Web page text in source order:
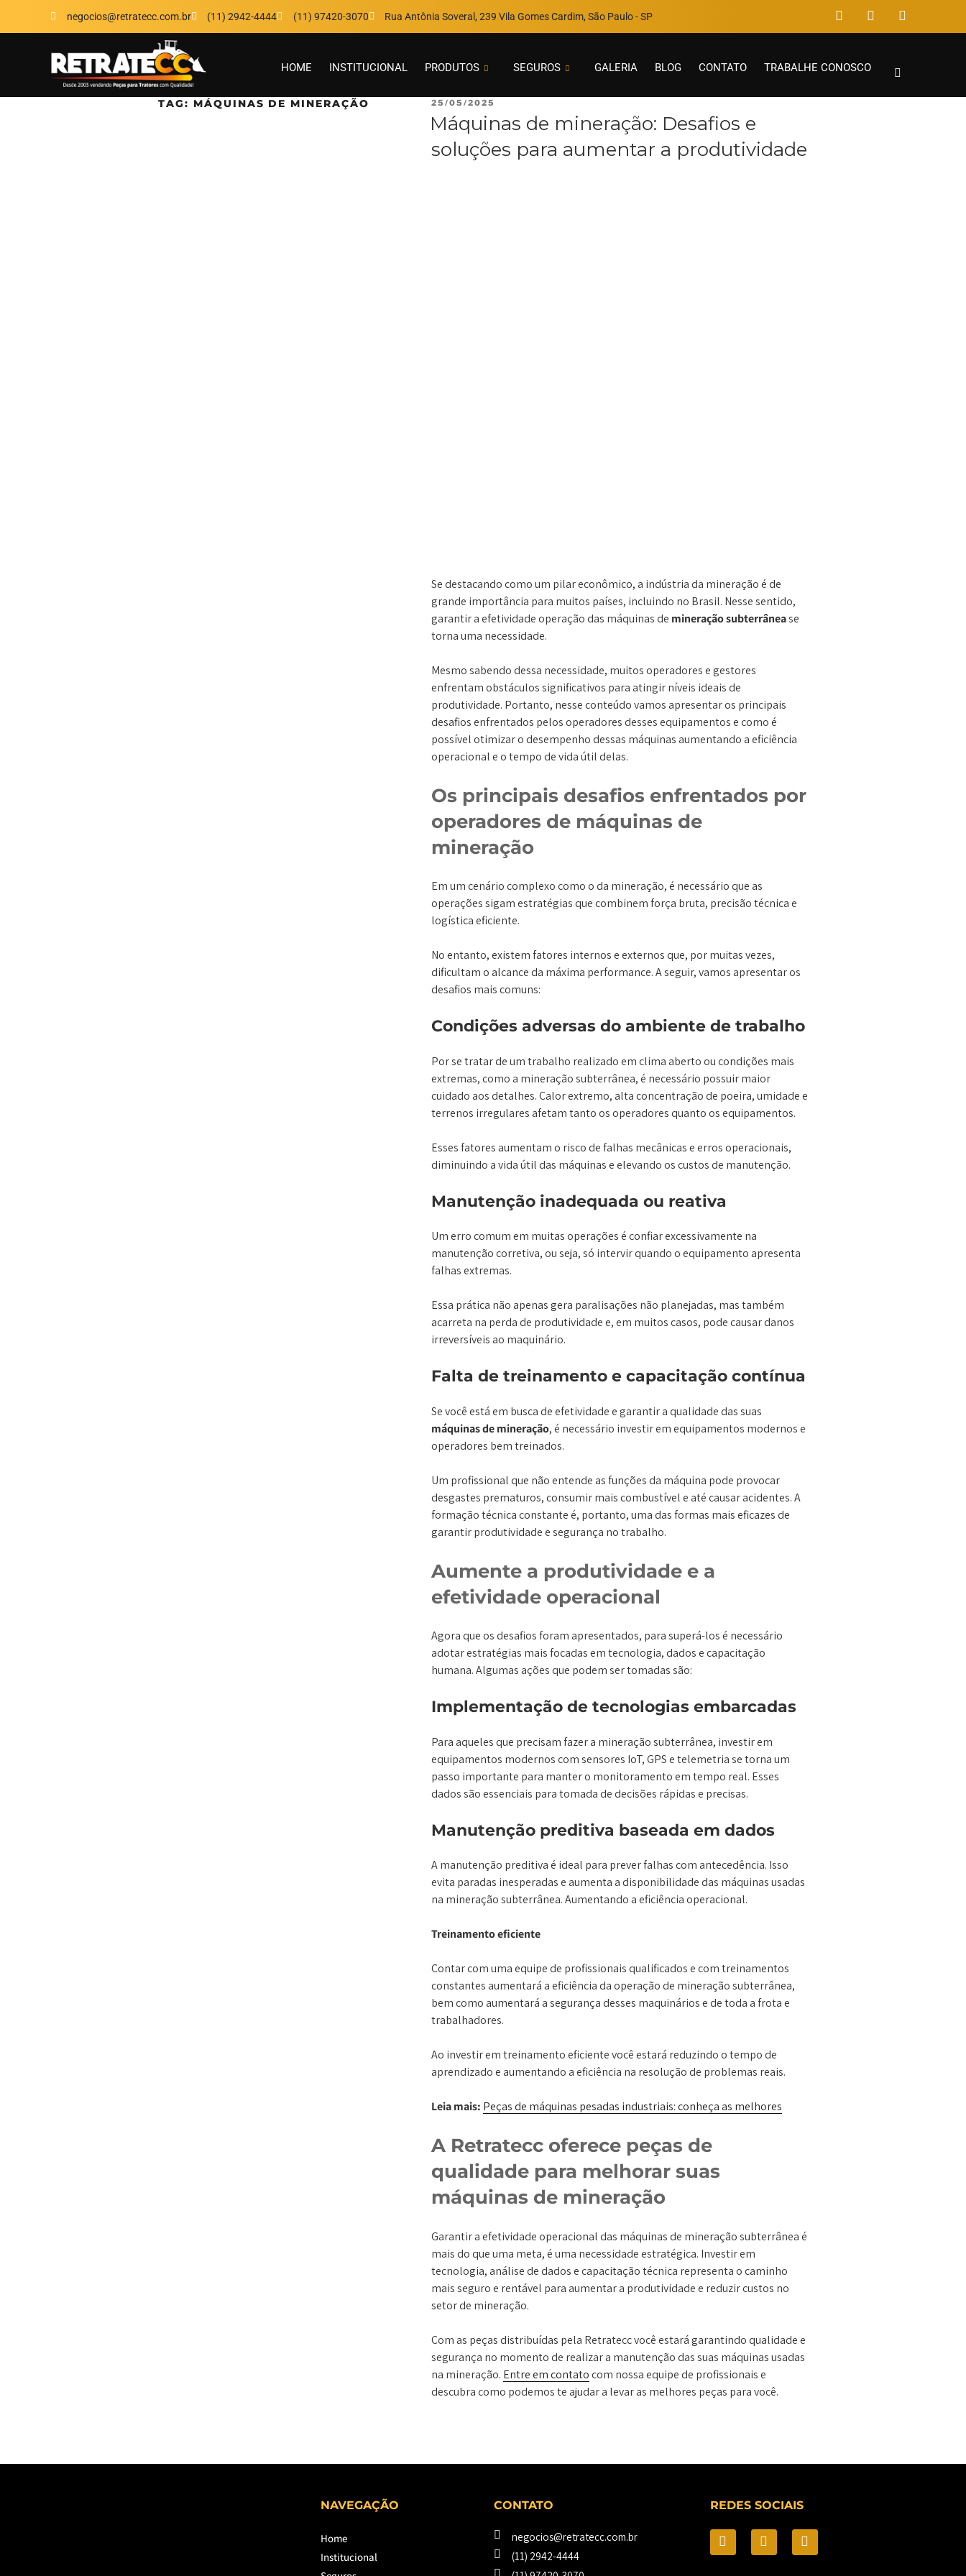
negocios@retratecc.com.br (11) 2942-4444 (11) 97420-3070 Rua Antônia Soveral, 239 Vila Gomes Cardim, São Paulo - SP​
HOME INSTITUCIONAL PRODUTOS SEGUROS GALERIA BLOG CONTATO TRABALHE CONOSCO
TAG: MÁQUINAS DE MINERAÇÃO 25/05/2025
Máquinas de mineração: Desafios e
soluções para aumentar a produtividade
Se destacando como um pilar econômico, a indústria da mineração é de
grande importância para muitos países, incluindo no Brasil. Nesse sentido,
garantir a efetividade operação das máquinas de mineração subterrânease
torna uma necessidade.
Mesmo sabendo dessa necessidade, muitos operadores e gestores
enfrentam obstáculos significativos para atingir níveis ideais de
produtividade. Portanto, nesse conteúdo vamos apresentar os principais
desafios enfrentados pelos operadores desses equipamentos e como é
possível otimizar o desempenho dessas máquinas aumentando a eficiência
operacional e o tempo de vida útil delas.
Os principais desafios enfrentados por
operadores de máquinas de
mineração
Em um cenário complexo como o da mineração, é necessário que as
operações sigam estratégias que combinem força bruta, precisão técnica e
logística eficiente.
No entanto, existem fatores internos e externos que, por muitas vezes,
dificultam o alcance da máxima performance. A seguir, vamos apresentar os
desafios mais comuns:
Condições adversas do ambiente de trabalho
Por se tratar de um trabalho realizado em clima aberto ou condições mais
extremas, como a mineração subterrânea, é necessário possuir maior
cuidado aos detalhes. Calor extremo, alta concentração de poeira, umidade e
terrenos irregulares afetam tanto os operadores quanto os equipamentos.
Esses fatores aumentam o risco de falhas mecânicas e erros operacionais,
diminuindo a vida útil das máquinas e elevando os custos de manutenção.
Manutenção inadequada ou reativa
Um erro comum em muitas operações é confiar excessivamente na
manutenção corretiva, ou seja, só intervir quando o equipamento apresenta
falhas extremas.
Essa prática não apenas gera paralisações não planejadas, mas também
acarreta na perda de produtividade e, em muitos casos, pode causar danos
irreversíveis ao maquinário.
Falta de treinamento e capacitação contínua
Se você está em busca de efetividade e garantir a qualidade das suas
máquinas de mineração, é necessário investir em equipamentos modernos e
operadores bem treinados.
Um profissional que não entende as funções da máquina pode provocar
desgastes prematuros, consumir mais combustível e até causar acidentes. A
formação técnica constante é, portanto, uma das formas mais eficazes de
garantir produtividade e segurança no trabalho.
Aumente a produtividade e a
efetividade operacional
Agora que os desafios foram apresentados, para superá-los é necessário
adotar estratégias mais focadas em tecnologia, dados e capacitação
humana. Algumas ações que podem ser tomadas são:
Implementação de tecnologias embarcadas
Para aqueles que precisam fazer a mineração subterrânea, investir em
equipamentos modernos com sensores IoT, GPS e telemetria se torna um
passo importante para manter o monitoramento em tempo real. Esses
dados são essenciais para tomada de decisões rápidas e precisas.
Manutenção preditiva baseada em dados
A manutenção preditiva é ideal para prever falhas com antecedência. Isso
evita paradas inesperadas e aumenta a disponibilidade das máquinas usadas
na mineração subterrânea. Aumentando a eficiência operacional.
Treinamento eficiente
Contar com uma equipe de profissionais qualificados e com treinamentos
constantes aumentará a eficiência da operação de mineração subterrânea,
bem como aumentará a segurança desses maquinários e de toda a frota e
trabalhadores.
Ao investir em treinamento eficiente você estará reduzindo o tempo de
aprendizado e aumentando a eficiência na resolução de problemas reais.
Leia mais: Peças de máquinas pesadas industriais: conheça as melhores
A Retratecc oferece peças de
qualidade para melhorar suas
máquinas de mineração
Garantir a efetividade operacional das máquinas de mineração subterrânea é
mais do que uma meta, é uma necessidade estratégica. Investir em
tecnologia, análise de dados e capacitação técnica representa o caminho
mais seguro e rentável para aumentar a produtividade e reduzir custos no
setor de mineração.
Com as peças distribuídas pela Retratecc você estará garantindo qualidade e
segurança no momento de realizar a manutenção das suas máquinas usadas
na mineração. Entre em contatocom nossa equipe de profissionais e
descubra como podemos te ajudar a levar as melhores peças para você.
NAVEGAÇÃO
Home
Institucional
CONTATO
negocios@retratecc.com.br
(11) 2942-4444
REDES SOCIAIS